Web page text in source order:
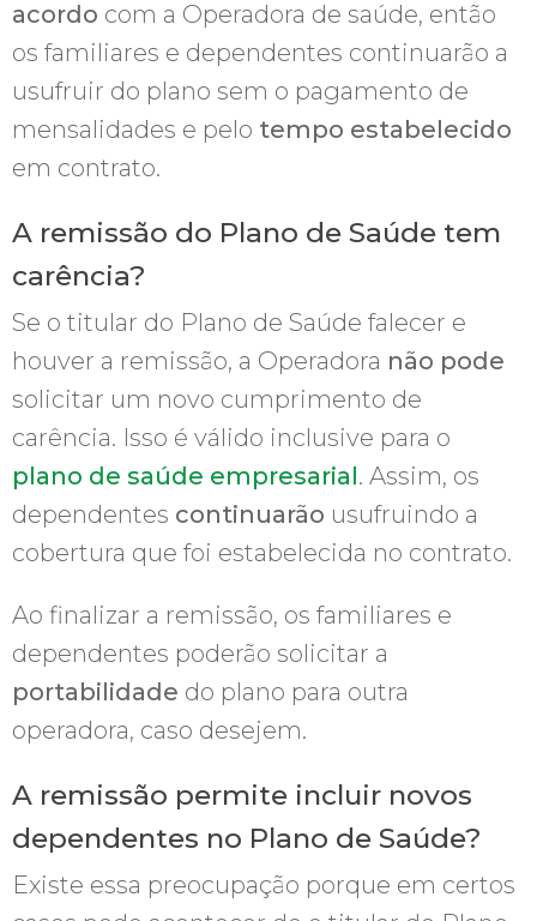
acordo com a Operadora de saúde, então
os familiares e dependentes continuarão a
usufruir do plano sem o pagamento de
mensalidades e pelo tempo estabelecido
em contrato.
A remissão do Plano de Saúde tem
carência?
Se o titular do Plano de Saúde falecer e
houver a remissão, a Operadora não pode
solicitar um novo cumprimento de
carência. Isso é válido inclusive para o
plano de saúde empresarial. Assim, os
dependentes continuarão usufruindo a
cobertura que foi estabelecida no contrato.
Ao finalizar a remissão, os familiares e
dependentes poderão solicitar a
portabilidade do plano para outra
operadora, caso desejem.
A remissão permite incluir novos
dependentes no Plano de Saúde?
Existe essa preocupação porque em certos